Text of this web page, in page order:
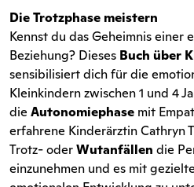
Die Trotzphase meistern
Kennst du das Geheimnis
Beziehung? Dieses Buch über
sensibilisiert dich für die
Kleinkindern zwischen 1 und 4
die Autonomiephase mit
erfahrene Kinderärztin Cathryn
Trotz- oderWutanfällen die
einzunehmen und es mit